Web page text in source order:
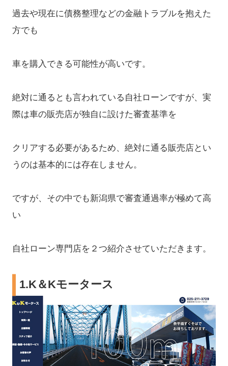
過去や現在に債務整理などの金融トラブルを抱えた
方でも
車を購入できる可能性が高いです。
絶対に通るとも言われている自社ローンですが、実
際は車の販売店が独自に設けた審査基準を
クリアする必要があるため、絶対に通る販売店とい
うのは基本的には存在しません。
ですが、その中でも新潟県で審査通過率が極めて高
い
自社ローン専門店を２つ紹介させていただきます。
1.K＆Kモータース